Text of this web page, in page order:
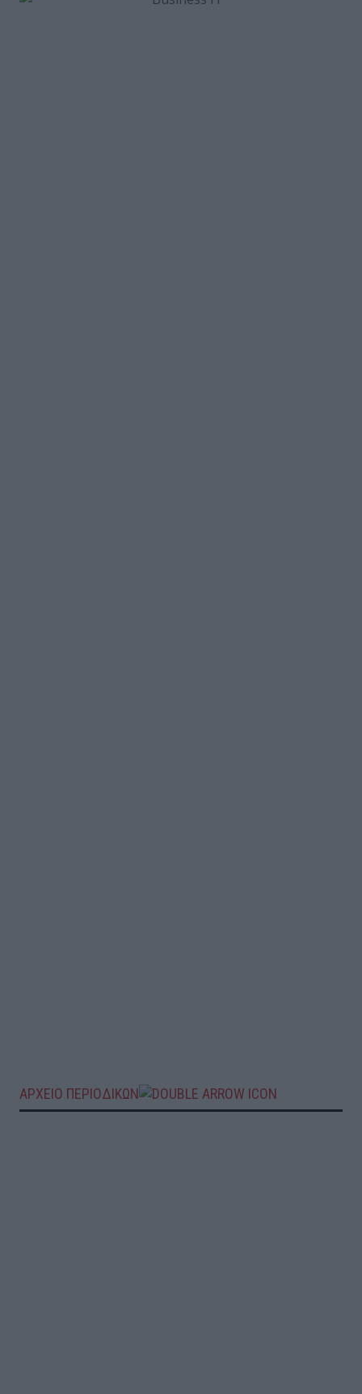
ΑΡΧΕΙΟ ΠΕΡΙΟΔΙΚΩΝ